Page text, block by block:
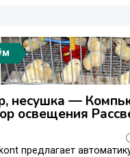
несушка —
освещения
предлагает